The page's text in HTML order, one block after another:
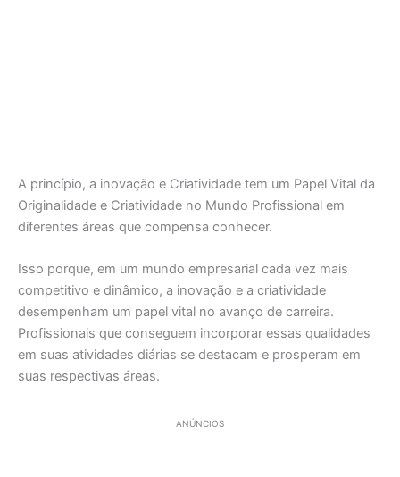
A princípio, a inovação e Criatividade tem um Papel Vital da
Originalidade e Criatividade no Mundo Profissional em
diferentes áreas que compensa conhecer.
Isso porque, em um mundo empresarial cada vez mais
competitivo e dinâmico, a inovação e a criatividade
desempenham um papel vital no avanço de carreira.
Profissionais que conseguem incorporar essas qualidades
em suas atividades diárias se destacam e prosperam em
suas respectivas áreas.
ANÚNCIOS